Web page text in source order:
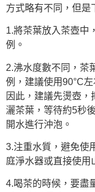
方式略有不同，但是
1.將茶葉放入茶壺中
例。
2.沸水度數不同，茶
例，建議使用90°C
因此，建議先燙壺，
灑茶葉，等待約5秒
開水進行沖泡。
3.注重水質，避免使
庭淨水器或直接使用
4.喝茶的時候，要盡